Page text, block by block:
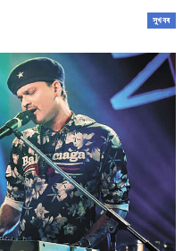
সুখবৰ